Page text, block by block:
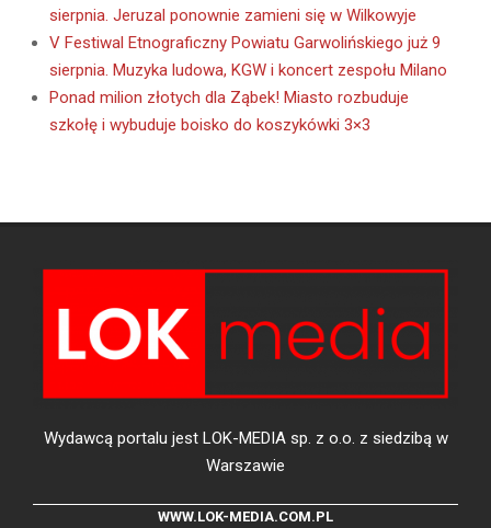
sierpnia. Jeruzal ponownie zamieni się w Wilkowyje
V Festiwal Etnograficzny Powiatu Garwolińskiego już 9
sierpnia. Muzyka ludowa, KGW i koncert zespołu Milano
Ponad milion złotych dla Ząbek! Miasto rozbuduje
szkołę i wybuduje boisko do koszykówki 3×3
Wydawcą portalu jest LOK-MEDIA sp. z o.o. z siedzibą w
Warszawie
WWW.LOK-MEDIA.COM.PL